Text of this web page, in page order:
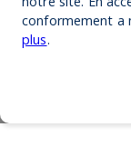
conformement a
plus.